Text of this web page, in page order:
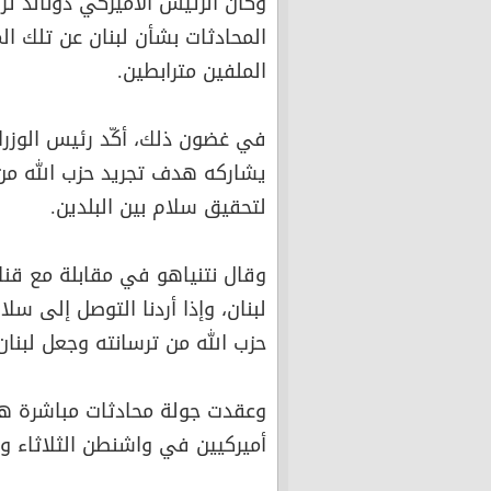
المحادثات بشأن لبنان عن
الملفين مترابطين.
في غضون ذلك، أكّد رئيس الوزراء
يشاركه هدف تجريد حزب الله
لتحقيق سلام بين البلدين.
وقال نتنياهو في مقابلة مع
لبنان، وإذا أردنا التوصل إلى
حزب الله من ترسانته وجعل
وعقدت جولة محادثات مباشرة
أميركيين في واشنطن الثلاثاء